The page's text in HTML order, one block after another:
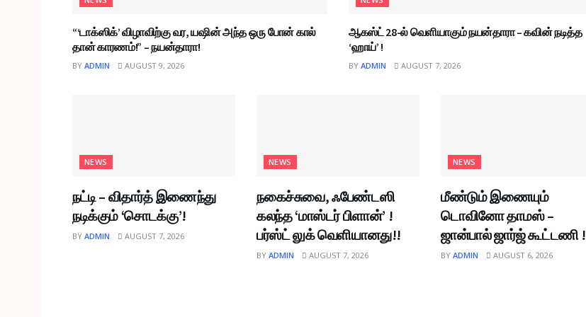
“‘டாக்ஸிக்’ விழாவிற்கு வர, யஷின் அந்த ஒரு போன் கால்
தான் காரணம்!” – நயன்தாரா!
BY ADMIN AUGUST 9, 2026
ஆகஸ்ட் 28-ல் வெளியாகும் நயன்தாரா – கவின் நடித்த
‘ஹாய்’ !
BY ADMIN AUGUST 7, 2026
NEWS
நட்டி – விதார்த் இணைந்து
நடிக்கும் ‘சொடக்கு’!
BY ADMIN AUGUST 7, 2026
NEWS
நகைச்சுவை, ஃபேண்டஸி
கலந்த ‘மாஸ்டர் பிளான்’ !
பர்ஸ்ட் லுக் வெளியானது!!
BY ADMIN AUGUST 7, 2026
NEWS
மீண்டும் இணையும்
டொவினோ தாமஸ் –
ஜான்பால் ஜார்ஜ் கூட்டணி !
BY ADMIN AUGUST 6, 2026